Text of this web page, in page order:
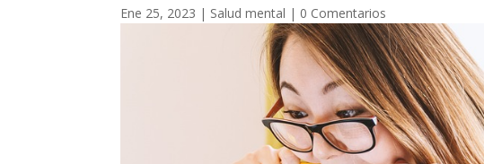
Ene 25, 2023 | Salud mental | 0 Comentarios